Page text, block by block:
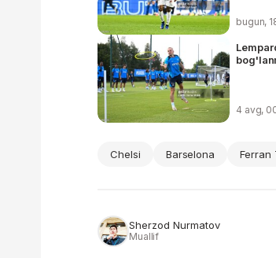
bugun,
4 avg,
Chelsi Barselona Ferran
Sherzod Nurmatov
Muallif